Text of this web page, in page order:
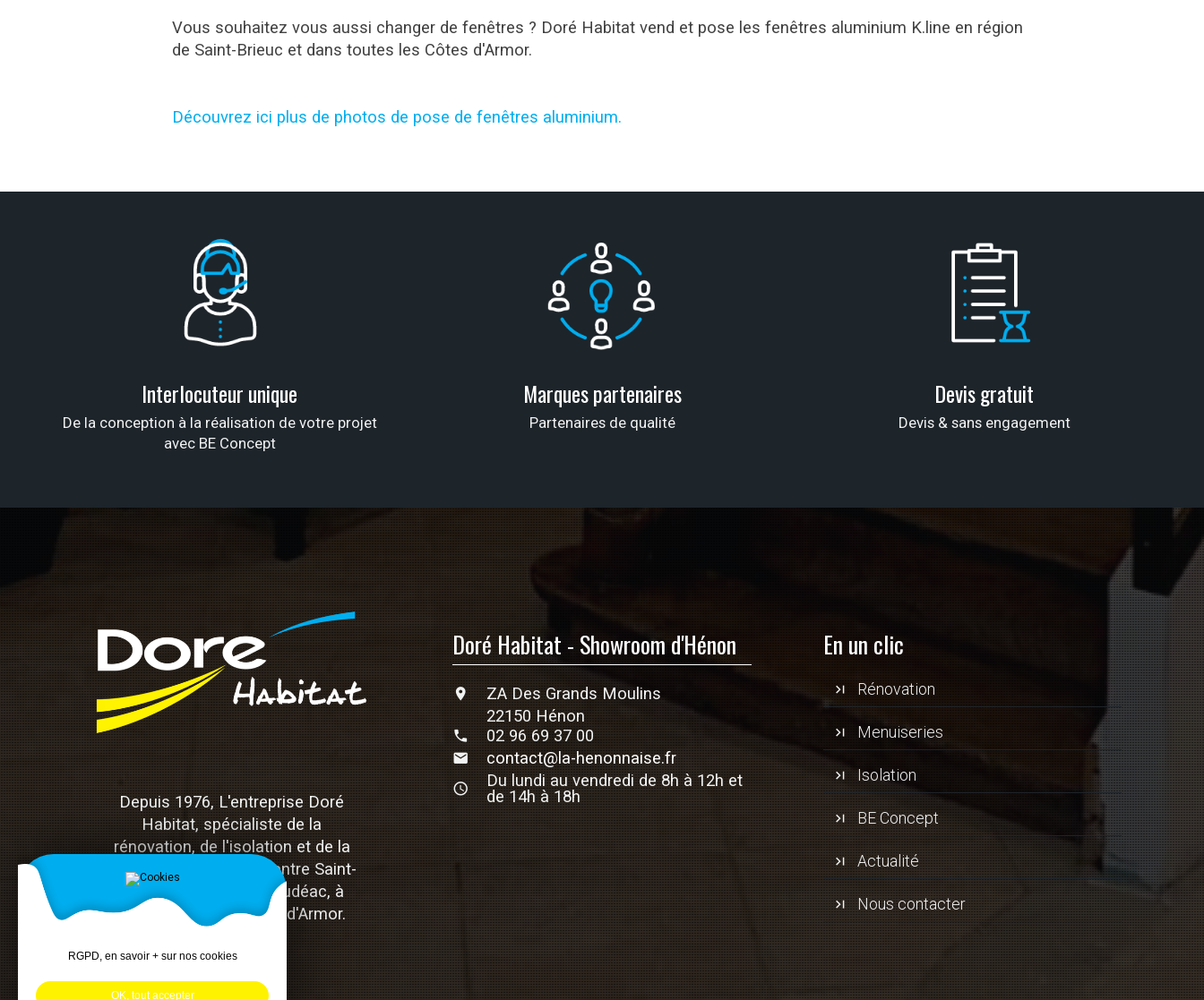
Vous souhaitez vous aussi changer de fenêtres ? Doré Habitat vend et pose les fenêtres aluminium K.line en région
de Saint-Brieuc et dans toutes les Côtes d'Armor.
Découvrez ici plus de photos de pose de fenêtres aluminium.
Interlocuteur unique
De la conception à la réalisation de votre projet
avec BE Concept
Marques partenaires
Partenaires de qualité
Devis gratuit
Devis & sans engagement
Depuis 1976, L'entreprise Doré
Habitat, spécialiste de la
rénovation, de l'isolation et de la
menuiserie, est située entre Saint-
Brieuc, Lamballe et Loudéac, à
Hénon dans les Côtes-d'Armor.
Doré Habitat - Showroom d'Hénon
ZA Des Grands Moulins
22150 Hénon
02 96 69 37 00
contact@la-henonnaise.fr
Du lundi au vendredi de 8h à 12h et
de 14h à 18h
En un clic
Rénovation
Menuiseries
Isolation
BE Concept
Actualité
Nous contacter
RGPD, en savoir + sur nos cookies
OK, tout accepter